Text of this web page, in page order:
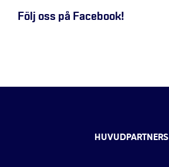
Följ oss på Facebook!
HUVUDPARTNERS